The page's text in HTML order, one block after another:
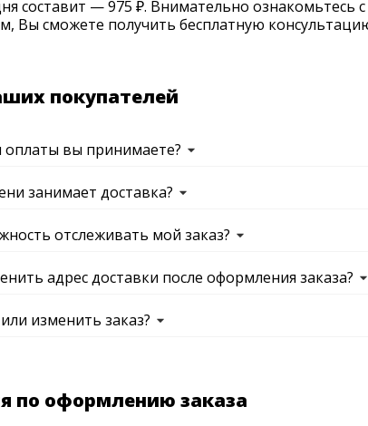
составит — 975 ₽. Внимательно
Вы сможете получить бесплатную
покупателей
оплаты вы принимаете?
занимает доставка?
отслеживать мой заказ?
адрес доставки после оформления заказа?
изменить заказ?
по оформлению заказа